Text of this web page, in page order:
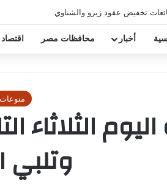
تخفيض عقود زيزو والشناوي
أخبار محافظات مصر اقتصاد
منوعات
وتلبي